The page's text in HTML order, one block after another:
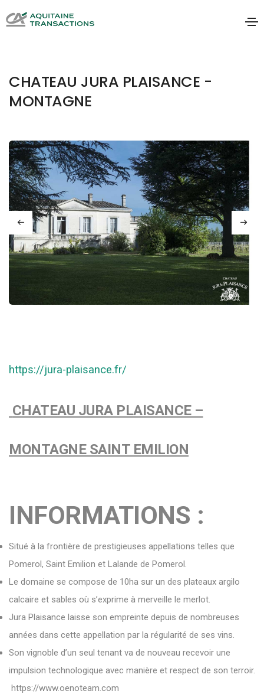
CHATEAU JURA PLAISANCE -
MONTAGNE
https://jura-plaisance.fr/
CHATEAU JURA PLAISANCE –
MONTAGNE SAINT EMILION
INFORMATIONS :
Situé à la frontière de prestigieuses appellations telles que
Pomerol, Saint Emilion et Lalande de Pomerol.
Le domaine se compose de 10ha sur un des plateaux argilo
calcaire et sables où s’exprime à merveille le merlot.
Jura Plaisance laisse son empreinte depuis de nombreuses
années dans cette appellation par la régularité de ses vins.
Son vignoble d’un seul tenant va de nouveau recevoir une
impulsion technologique avec manière et respect de son terroir.
https://www.oenoteam.com